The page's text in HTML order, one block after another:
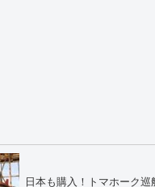
日本も購入！トマホーク